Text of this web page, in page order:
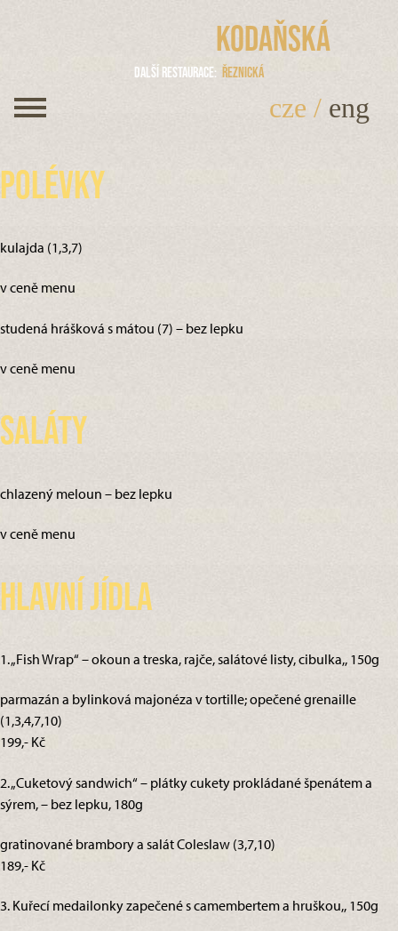
Kodaňská
Další restaurace Řeznická
cze / eng
Polévky
kulajda (1,3,7)
v ceně menu
studená hrášková s mátou (7) – bez lepku
v ceně menu
Saláty
chlazený meloun – bez lepku
v ceně menu
Hlavní jídla
1. „Fish Wrap“ – okoun a treska, rajče, salátové listy, cibulka,, 150g
parmazán a bylinková majonéza v tortille; opečené grenaille
(1,3,4,7,10)
199,- Kč
2. „Cuketový sandwich“ – plátky cukety prokládané špenátem a
sýrem, – bez lepku, 180g
gratinované brambory a salát Coleslaw (3,7,10)
189,- Kč
3. Kuřecí medailonky zapečené s camembertem a hruškou,, 150g